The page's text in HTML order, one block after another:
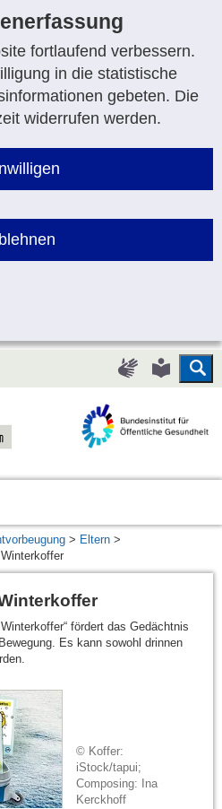
fortlaufend verbessern.
in die statistische
gebeten. Die
widerrufen werden.
Leichte
Sprache
> Eltern >
fördert das Gedächtnis
Es kann sowohl drinnen
© Koffer:
iStock/tapui;
Composing: Ina
Kerckhoff